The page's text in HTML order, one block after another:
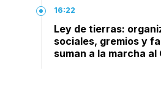
16:22
Ley de tierras:
sociales, gremios y
suman a la marcha al